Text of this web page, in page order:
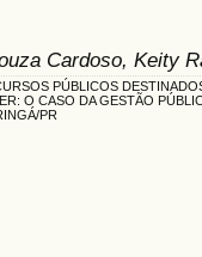
Cardoso, Keity
PÚBLICOS
O CASO DA GESTÃO
PR